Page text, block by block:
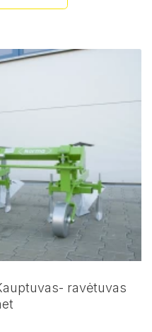
ravėtuvas